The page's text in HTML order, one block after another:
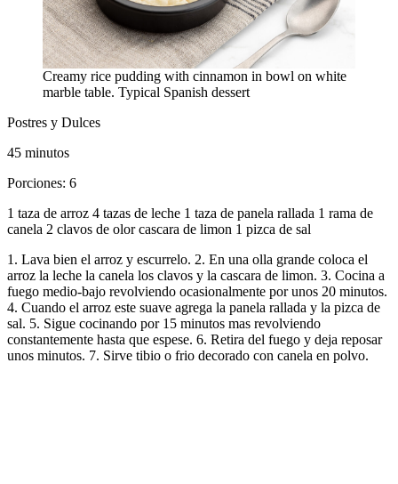
Creamy rice pudding with cinnamon in bowl on white
marble table. Typical Spanish dessert
Postres y Dulces
45 minutos
Porciones: 6
1 taza de arroz 4 tazas de leche 1 taza de panela rallada 1 rama de
canela 2 clavos de olor cascara de limon 1 pizca de sal
1. Lava bien el arroz y escurrelo. 2. En una olla grande coloca el
arroz la leche la canela los clavos y la cascara de limon. 3. Cocina a
fuego medio-bajo revolviendo ocasionalmente por unos 20 minutos.
4. Cuando el arroz este suave agrega la panela rallada y la pizca de
sal. 5. Sigue cocinando por 15 minutos mas revolviendo
constantemente hasta que espese. 6. Retira del fuego y deja reposar
unos minutos. 7. Sirve tibio o frio decorado con canela en polvo.